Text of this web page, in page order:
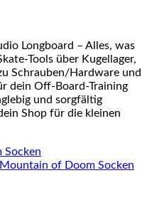
Longboard – Alles, was
Tools über Kugellager,
Schrauben/Hardware und
dein Off-Board-Training
und sorgfältig
Shop für die kleinen